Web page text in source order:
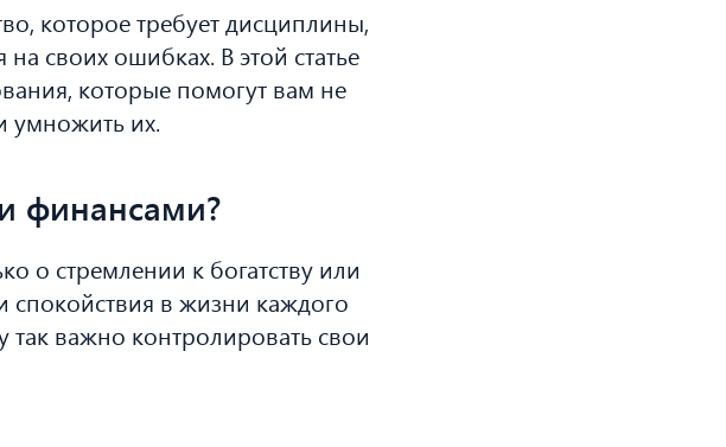
которое требует дисциплины,
своих ошибках. В этой статье
которые помогут вам не
умножить их.
финансами?
о стремлении к богатству или
спокойствия в жизни каждого
важно контролировать свои